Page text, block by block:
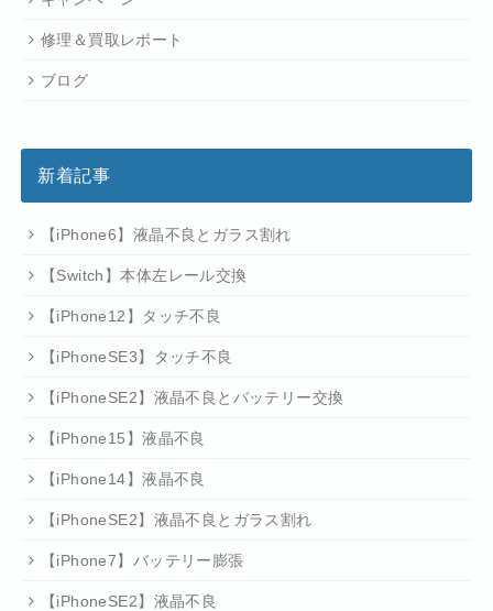
修理＆買取レポート
ブログ
新着記事
【iPhone6】液晶不良とガラス割れ
【Switch】本体左レール交換
【iPhone12】タッチ不良
【iPhoneSE3】タッチ不良
【iPhoneSE2】液晶不良とバッテリー交換
【iPhone15】液晶不良
【iPhone14】液晶不良
【iPhoneSE2】液晶不良とガラス割れ
【iPhone7】バッテリー膨張
【iPhoneSE2】液晶不良